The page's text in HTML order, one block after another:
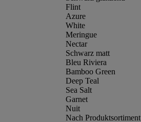
Flint
Azure
White
Meringue
Nectar
Schwarz matt
Bleu Riviera
Bamboo Green
Deep Teal
Sea Salt
Garnet
Nuit
Nach Produktsortiment